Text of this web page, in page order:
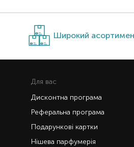
Широкий
Для вас
Дисконтна програма
Реферальна програма
Подарункові картки
Нішева парфумерія